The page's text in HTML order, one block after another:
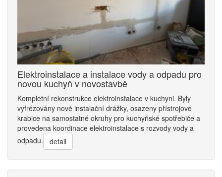
Elektroinstalace a instalace vody a odpadu pro
novou kuchyň v novostavbě
Kompletní rekonstrukce elektroinstalace v kuchyni. Byly
vyfrézovány nové instalační drážky, osazeny přístrojové
krabice na samostatné okruhy pro kuchyňské spotřebiče a
provedena koordinace elektroinstalace s rozvody vody a
odpadu.
detail